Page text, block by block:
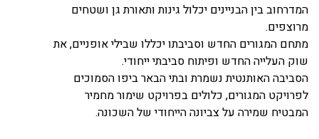
המדרחוב בין הבניינים יכלול גינות ותאורת גן ושטחים
מרוצפים.
מתחם המגורים החדש וסביבתו יכללו שבילי אופניים, את
שוק העלייה החדש ופיתוח סביבתי ייחודי.
הסביבה האותנטית נשמרת ובתי הבאר ביפו הסמוכים
לפרויקט המגורים, כלולים בפרויקט שימור מחמיר
המבטיח שמירה על צביונה הייחודי של השכונה.